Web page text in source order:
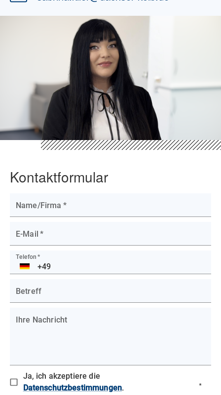
Kontaktformular
Name/Firma *
E-Mail *
Telefon *
DE
Betreff
Ihre Nachricht
Ja, ich akzeptiere die
Datenschutzbestimmungen.
*